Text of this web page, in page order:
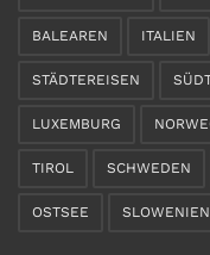
BALEAREN ITALIEN
STÄDTEREISEN
LUXEMBURG
TIROL SCHWEDEN
OSTSEE SLOWENIEN